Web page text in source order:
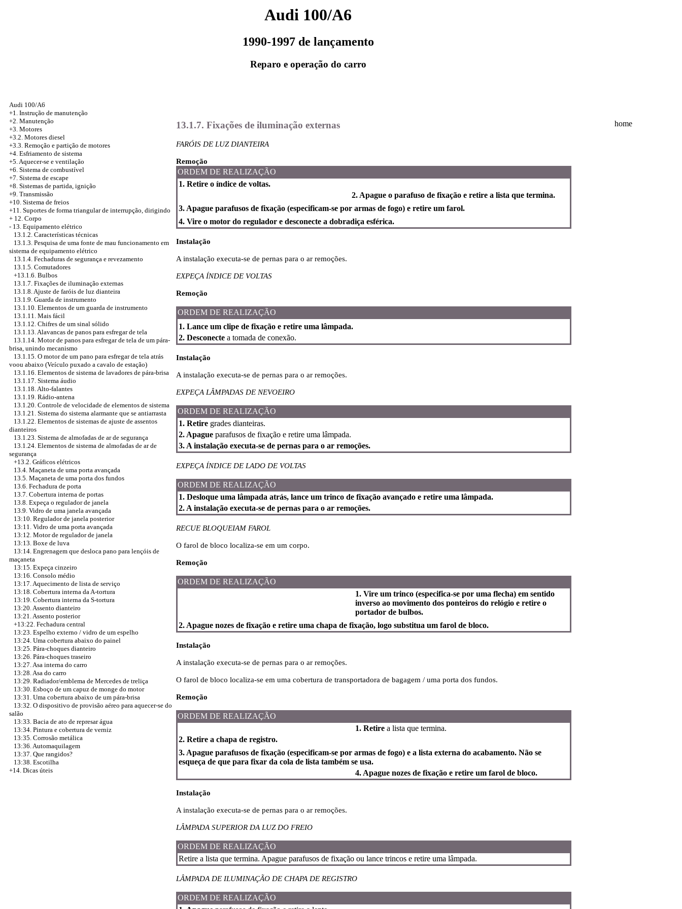
Audi 100/A6
1990-1997 de lançamento
Reparo e operação do carro
Audi 100/A6
+1. Instrução de manutenção
+2. Manutenção
+3. Motores
+3.2. Motores diesel
+3.3. Remoção e partição de motores
+4. Esfriamento de sistema
+5. Aquecer-se e ventilação
+6. Sistema de combustível
+7. Sistema de escape
+8. Sistemas de partida, ignição
+9. Transmissão
+10. Sistema de freios
+11. Suportes de forma triangular de interrupção, dirigindo
+ 12. Corpo
- 13. Equipamento elétrico
13.1.2. Características técnicas
13.1.3. Pesquisa de uma fonte de mau funcionamento em
sistema de equipamento elétrico
13.1.4. Fechaduras de segurança e revezamento
13.1.5. Comutadores
+13.1.6. Bulbos
13.1.7. Fixações de iluminação externas
13.1.8. Ajuste de faróis de luz dianteira
13.1.9. Guarda de instrumento
13.1.10. Elementos de um guarda de instrumento
13.1.11. Mais fácil
13.1.12. Chifres de um sinal sólido
13.1.13. Alavancas de panos para esfregar de tela
13.1.14. Motor de panos para esfregar de tela de um pára-
brisa, unindo mecanismo
13.1.15. O motor de um pano para esfregar de tela atrás
voou abaixo (Veículo puxado a cavalo de estação)
13.1.16. Elementos de sistema de lavadores de pára-brisa
13.1.17. Sistema áudio
13.1.18. Alto-falantes
13.1.19. Rádio-antena
13.1.20. Controle de velocidade de elementos de sistema
13.1.21. Sistema do sistema alarmante que se antiarrasta
13.1.22. Elementos de sistemas de ajuste de assentos
dianteiros
13.1.23. Sistema de almofadas de ar de segurança
13.1.24. Elementos de sistema de almofadas de ar de
segurança
+13.2. Gráficos elétricos
13.4. Maçaneta de uma porta avançada
13.5. Maçaneta de uma porta dos fundos
13.6. Fechadura de porta
13.7. Cobertura interna de portas
13.8. Expeça o regulador de janela
13.9. Vidro de uma janela avançada
13:10. Regulador de janela posterior
13:11. Vidro de uma porta avançada
13:12. Motor de regulador de janela
13:13. Boxe de luva
13:14. Engrenagem que desloca pano para lençóis de
maçaneta
13:15. Expeça cinzeiro
13:16. Consolo médio
13:17. Aquecimento de lista de serviço
13:18. Cobertura interna da A-tortura
13:19. Cobertura interna da S-tortura
13:20. Assento dianteiro
13:21. Assento posterior
+13:22. Fechadura central
13:23. Espelho externo / vidro de um espelho
13:24. Uma cobertura abaixo do painel
13:25. Pára-choques dianteiro
13:26. Pára-choques traseiro
13:27. Asa interna do carro
13:28. Asa do carro
13:29. Radiador/emblema de Mercedes de treliça
13:30. Esboço de um capuz de monge do motor
13:31. Uma cobertura abaixo de um pára-brisa
13:32. O dispositivo de provisão aéreo para aquecer-se do
salão
13:33. Bacia de ato de represar água
13:34. Pintura e cobertura de verniz
13:35. Corrosão metálica
13:36. Automaquilagem
13:37. Que rangidos?
13:38. Escotilha
+14. Dicas úteis
13.1.7. Fixações de iluminação externas
FARÓIS DE LUZ DIANTEIRA
Remoção
ORDEM DE REALIZAÇÃO
1. Retire o índice de voltas.
2. Apague o parafuso de fixação e retire a lista que termina.
3. Apague parafusos de fixação (especificam-se por armas de fogo) e retire um farol.
4. Vire o motor do regulador e desconecte a dobradiça esférica.
Instalação
A instalação executa-se de pernas para o ar remoções.
EXPEÇA ÍNDICE DE VOLTAS
Remoção
ORDEM DE REALIZAÇÃO
1. Lance um clipe de fixação e retire uma lâmpada.
2. Desconecte a tomada de conexão.
Instalação
A instalação executa-se de pernas para o ar remoções.
EXPEÇA LÂMPADAS DE NEVOEIRO
ORDEM DE REALIZAÇÃO
1. Retire grades dianteiras.
2. Apague parafusos de fixação e retire uma lâmpada.
3. A instalação executa-se de pernas para o ar remoções.
EXPEÇA ÍNDICE DE LADO DE VOLTAS
ORDEM DE REALIZAÇÃO
1. Desloque uma lâmpada atrás, lance um trinco de fixação avançado e retire uma lâmpada.
2. A instalação executa-se de pernas para o ar remoções.
RECUE BLOQUEIAM FAROL
O farol de bloco localiza-se em um corpo.
Remoção
ORDEM DE REALIZAÇÃO
1. Vire um trinco (especifica-se por uma flecha) em sentido
inverso ao movimento dos ponteiros do relógio e retire o
portador de bulbos.
2. Apague nozes de fixação e retire uma chapa de fixação, logo substitua um farol de bloco.
Instalação
A instalação executa-se de pernas para o ar remoções.
O farol de bloco localiza-se em uma cobertura de transportadora de bagagem / uma porta dos fundos.
Remoção
ORDEM DE REALIZAÇÃO
1. Retire a lista que termina.
2. Retire a chapa de registro.
3. Apague parafusos de fixação (especificam-se por armas de fogo) e a lista externa do acabamento. Não se
esqueça de que para fixar da cola de lista também se usa.
4. Apague nozes de fixação e retire um farol de bloco.
Instalação
A instalação executa-se de pernas para o ar remoções.
LÂMPADA SUPERIOR DA LUZ DO FREIO
ORDEM DE REALIZAÇÃO
Retire a lista que termina. Apague parafusos de fixação ou lance trincos e retire uma lâmpada.
LÂMPADA DE ILUMINAÇÃO DE CHAPA DE REGISTRO
ORDEM DE REALIZAÇÃO
home